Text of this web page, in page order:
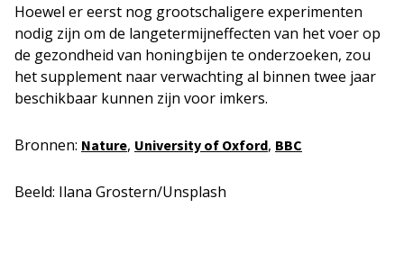
Hoewel er eerst nog grootschaligere experimenten
nodig zijn om de langetermijneffecten van het voer op
de gezondheid van honingbijen te onderzoeken, zou
het supplement naar verwachting al binnen twee jaar
beschikbaar kunnen zijn voor imkers.
Bronnen: Nature, University of Oxford, BBC
Beeld: Ilana Grostern/Unsplash